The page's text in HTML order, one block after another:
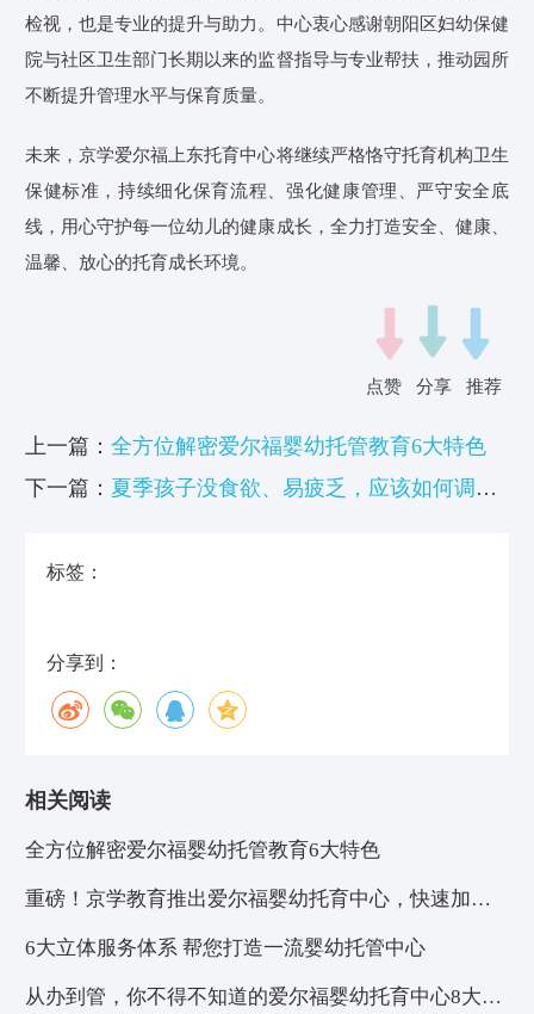
检视，也是专业的提升与助力。中心衷心感谢朝阳区妇幼保健
院与社区卫生部门长期以来的监督指导与专业帮扶，推动园所
不断提升管理水平与保育质量。
未来，京学爱尔福上东托育中心将继续严格恪守托育机构卫生
保健标准，持续细化保育流程、强化健康管理、严守安全底
线，用心守护每一位幼儿的健康成长，全力打造安全、健康、
温馨、放心的托育成长环境。
点赞 分享 推荐
上一篇： 全方位解密爱尔福婴幼托管教育6大特色
下一篇： 夏季孩子没食欲、易疲乏，应该如何调养
标签：
分享到：
相关阅读
全方位解密爱尔福婴幼托管教育6大特色
重磅！京学教育推出爱尔福婴幼托育中心，快速加盟
福利来了！
6大立体服务体系 帮您打造一流婴幼托管中心
从办到管，你不得不知道的爱尔福婴幼托育中心8大优